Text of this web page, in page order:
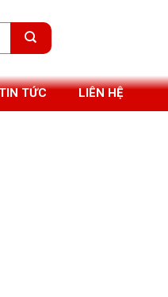
TỨC LIÊN HỆ